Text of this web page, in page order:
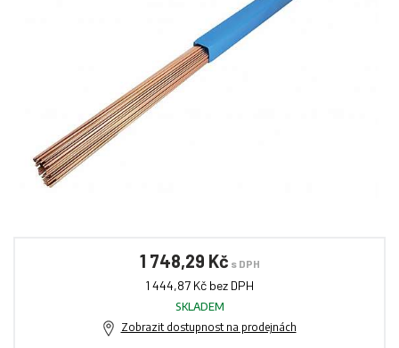
1 748,29 Kč s DPH
1 444,87 Kč bez DPH
SKLADEM
Zobrazit dostupnost na prodejnách